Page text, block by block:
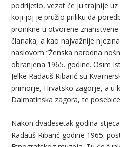
podrijetlo, vezat će ju trajnije
koji joj je pružio priliku da
pronikne u otvorene
članaka, a kao najvažnije
naslovom “Ženska narodna
obranjena 1965. godine. Osim
Jelke Radauš Ribarić su
primorje, Hrvatsko zagorje, a u
Dalmatinska zagora, te
Nakon dvadesetak godina
Radauš Ribarić godine 1965.